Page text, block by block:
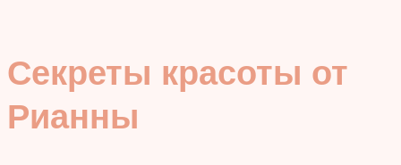
Секреты красоты от
Рианны